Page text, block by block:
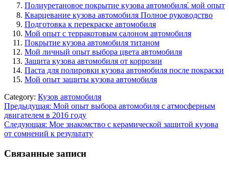
Полиуретановое покрытие кузова автомобиля⁚ мой опыт
Кварцевание кузова автомобиля Полное руководство
Подготовка к перекраске автомобиля
Мой опыт с терракотовым салоном автомобиля
Покрытие кузова автомобиля титаном
Мой личный опыт выбора цвета автомобиля
Защита кузова автомобиля от коррозии
Паста для полировки кузова автомобиля после покраски
Мой опыт защиты кузова автомобиля
Category: Кузов автомобиля
Навигация
по
записям
Предыдущая: Мой опыт выбора автомобиля с атмосферным
двигателем в 2016 году
Следующая: Мое знакомство с керамической защитой кузова
от сомнений к результату
Связанные записи